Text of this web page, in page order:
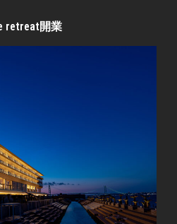
retreat開業